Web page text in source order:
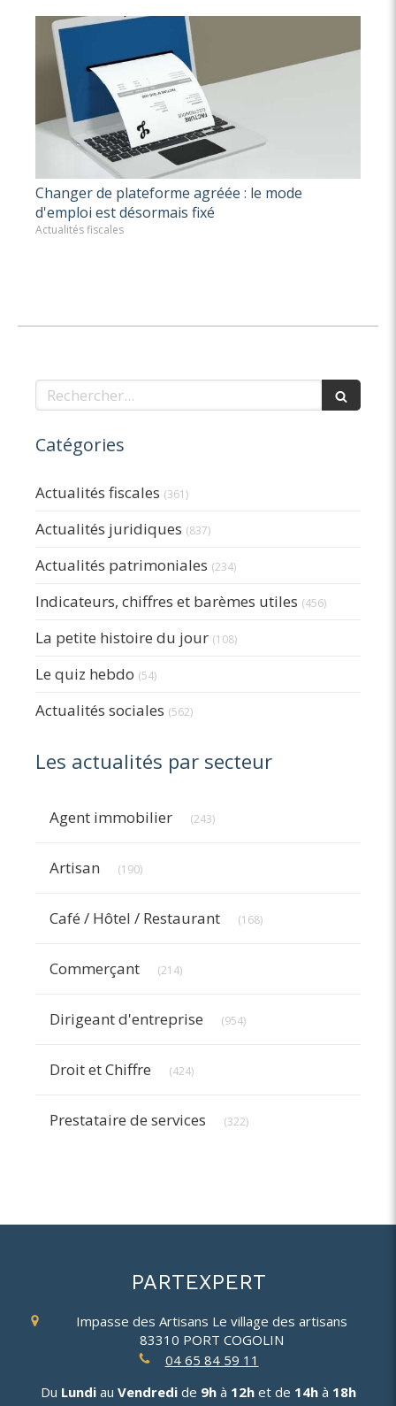
Changer de plateforme agréée : le mode
d'emploi est désormais fixé
Actualités fiscales
Rechercher
Catégories
Actualités fiscales (361)
Actualités juridiques (837)
Actualités patrimoniales (234)
Indicateurs, chiffres et barèmes utiles (456)
La petite histoire du jour (108)
Le quiz hebdo (54)
Actualités sociales (562)
Les actualités par secteur
Agent immobilier (243)
Artisan (190)
Café / Hôtel / Restaurant (168)
Commerçant (214)
Dirigeant d'entreprise (954)
Droit et Chiffre (424)
Prestataire de services (322)
PARTEXPERT
Impasse des Artisans Le village des artisans
83310 PORT COGOLIN
04 65 84 59 11
Du Lundiau Vendredide 9hà 12het de 14hà 18h